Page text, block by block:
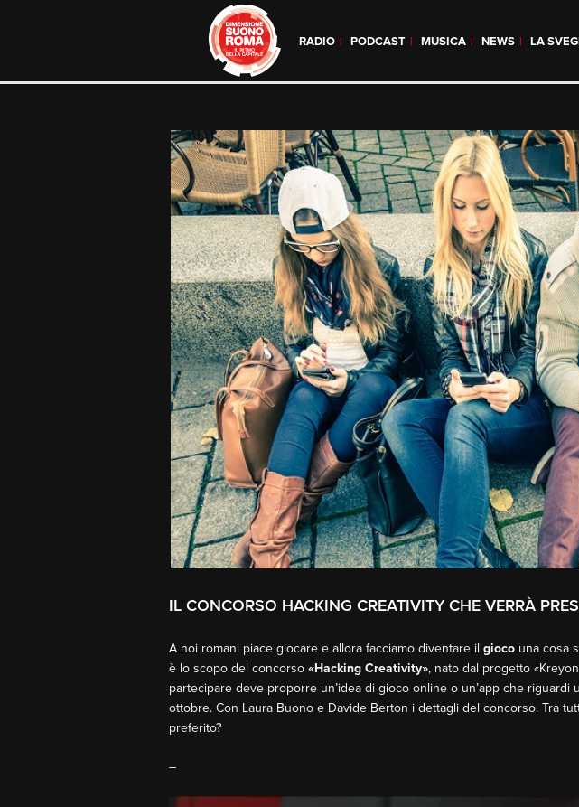
RADIO PODCAST MUSICA NEWS LA
IL CONCORSO HACKING CREATIVITY CHE VERRÀ
A noi romani piace giocare e allora facciamo diventare il gioco una cosa
è lo scopo del concorso «Hacking Creativity», nato dal progetto
partecipare deve proporre un’idea di gioco online o un’app che riguardi
ottobre. Con Laura Buono e Davide Berton i dettagli del concorso. Tra
preferito?
–